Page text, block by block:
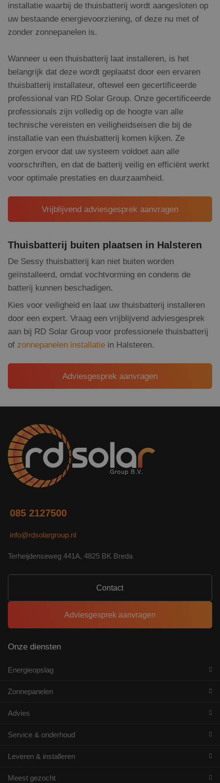
installatie waarbij de thuisbatterij wordt aangesloten op
uw bestaande energievoorziening, of deze nu met of
zonder zonnepanelen is.
Wanneer u een thuisbatterij laat installeren, is het
belangrijk dat deze wordt geplaatst door een ervaren
thuisbatterij installateur, oftewel een gecertificeerde
professional van RD Solar Group. Onze gecertificeerde
professionals zijn volledig op de hoogte van alle
technische vereisten en veiligheidseisen die bij de
installatie van een thuisbatterij komen kijken. Ze
zorgen ervoor dat uw systeem voldoet aan alle
voorschriften, en dat de batterij veilig en efficiënt werkt
voor optimale prestaties en duurzaamheid.
Vrijblijvend adviesgesprek aanvragen
Thuisbatterij buiten plaatsen in Halsteren
De Sessy thuisbatterij kan niet buiten worden
geïnstalleerd, omdat vochtvorming en condens de
batterij kunnen beschadigen.
Kies voor veiligheid en laat uw thuisbatterij installeren
door een expert. Vraag een vrijblijvend adviesgesprek
aan bij RD Solar Group voor professionele thuisbatterij
of zonnepanelen installatie in Halsteren.
Adviesgesprek aanvragen
085 2127500
info@rdsolargroup.nl
Terheijdenseweg 441A, 4825 BK Breda
Contact
Adviesgesprek aanvragen
Onze diensten
Energieopslag
Zonnepanelen
Advies
Service & onderhoud
Leveren & installeren
Meest gezocht